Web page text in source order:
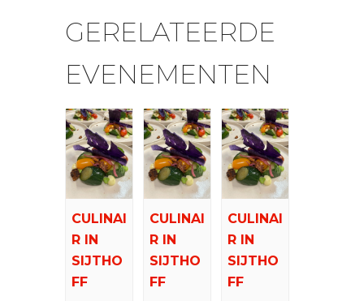
GERELATEERDE
EVENEMENTEN
CULINAI
R IN
SIJTHO
FF
CULINAI
R IN
SIJTHO
FF
CULINAI
R IN
SIJTHO
FF